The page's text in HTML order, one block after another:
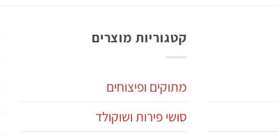
קטגוריות מוצרים
מתוקים ופיצוחים
סושי פירות ושוקולד